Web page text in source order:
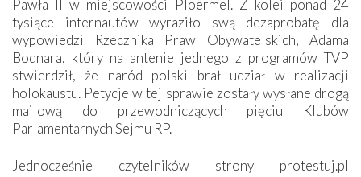
Pawła II w miejscowości Ploërmel. Z kolei ponad 24
tysiące internautów wyraziło swą dezaprobatę dla
wypowiedzi Rzecznika Praw Obywatelskich, Adama
Bodnara, który na antenie jednego z programów TVP
stwierdził, że naród polski brał udział w realizacji
holokaustu. Petycje w tej sprawie zostały wysłane drogą
mailową do przewodniczących pięciu Klubów
Parlamentarnych Sejmu RP.
Jednocześnie czytelników strony protestuj.pl